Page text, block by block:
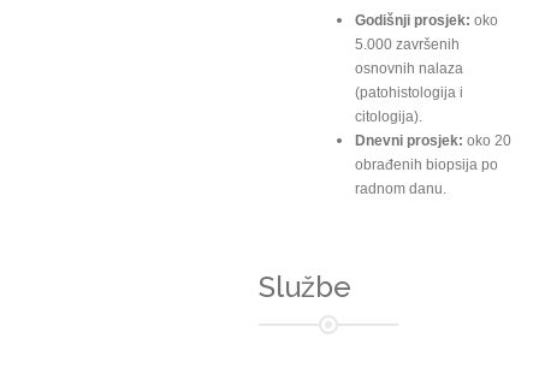
Godišnji prosjek: oko
5.000 završenih
osnovnih nalaza
(patohistologija i
citologija).
Dnevni prosjek: oko 20
obrađenih biopsija po
radnom danu.
Službe